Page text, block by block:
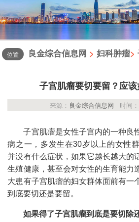
位置 良金综合信息网 >妇科肿瘤>
子宫肌瘤要切要留？应该
来源： 良金综合信息网 时间
子宫肌瘤是女性子宫内的一种良
病之一，多发生在30岁以上的女性
并没有什么症状，如果它越长越大的
生殖健康，甚至会对女性的生育能力
大患有子宫肌瘤的妇女群体面前有一
到底要切还是要留。
如果得了子宫肌瘤到底是要切除